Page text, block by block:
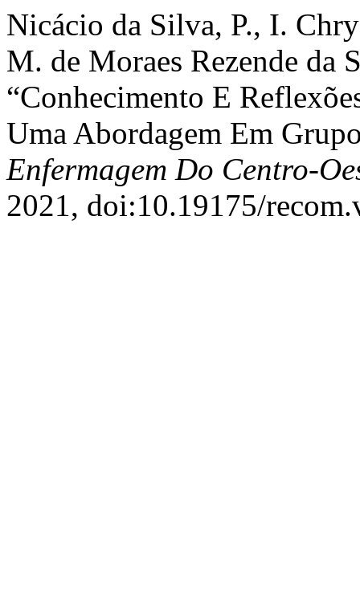
Nicácio da Silva, P., I.
M. de Moraes Rezende da
“Conhecimento E
Uma Abordagem Em
Enfermagem Do Centro-
2021, doi:10.19175/